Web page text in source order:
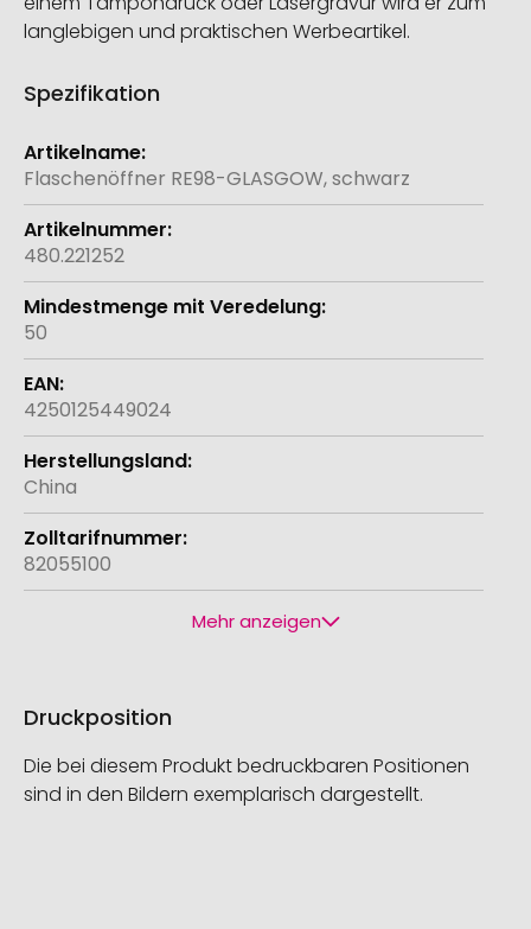
langlebigen und praktischen Werbeartikel.
Spezifikation
Weitere
Informationen
Flaschenöffner RE98-GLASGOW, schwarz
480.221252
50
4250125449024
China
82055100
Mehr anzeigen
Druckposition
Die bei diesem Produkt bedruckbaren Positionen
sind in den Bildern exemplarisch dargestellt.